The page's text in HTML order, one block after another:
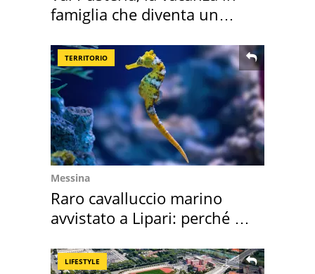
famiglia che diventa un
TERRITORIO
Messina
Raro cavalluccio marino
avvistato a Lipari: perché è
LIFESTYLE